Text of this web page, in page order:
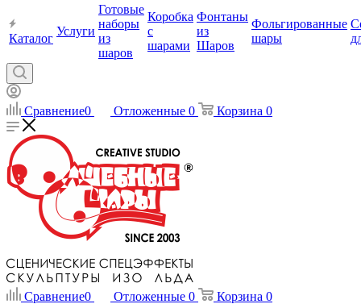
Каталог
Услуги
Готовые
наборы
из
шаров
Коробка
с
шарами
Фонтаны
из
Шаров
Фольгированные
шары
Сравнение0 Отложенные 0 Корзина 0
Сравнение0 Отложенные 0 Корзина 0